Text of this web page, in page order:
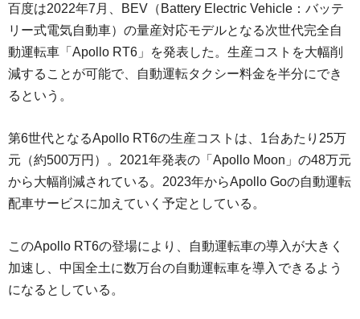
百度は2022年7月、BEV（Battery Electric Vehicle：バッテ
リー式電気自動車）の量産対応モデルとなる次世代完全自
動運転車「Apollo RT6」を発表した。生産コストを大幅削
減することが可能で、自動運転タクシー料金を半分にでき
るという。
第6世代となるApollo RT6の生産コストは、1台あたり25万
元（約500万円）。2021年発表の「Apollo Moon」の48万元
から大幅削減されている。2023年からApollo Goの自動運転
配車サービスに加えていく予定としている。
このApollo RT6の登場により、自動運転車の導入が大きく
加速し、中国全土に数万台の自動運転車を導入できるよう
になるとしている。